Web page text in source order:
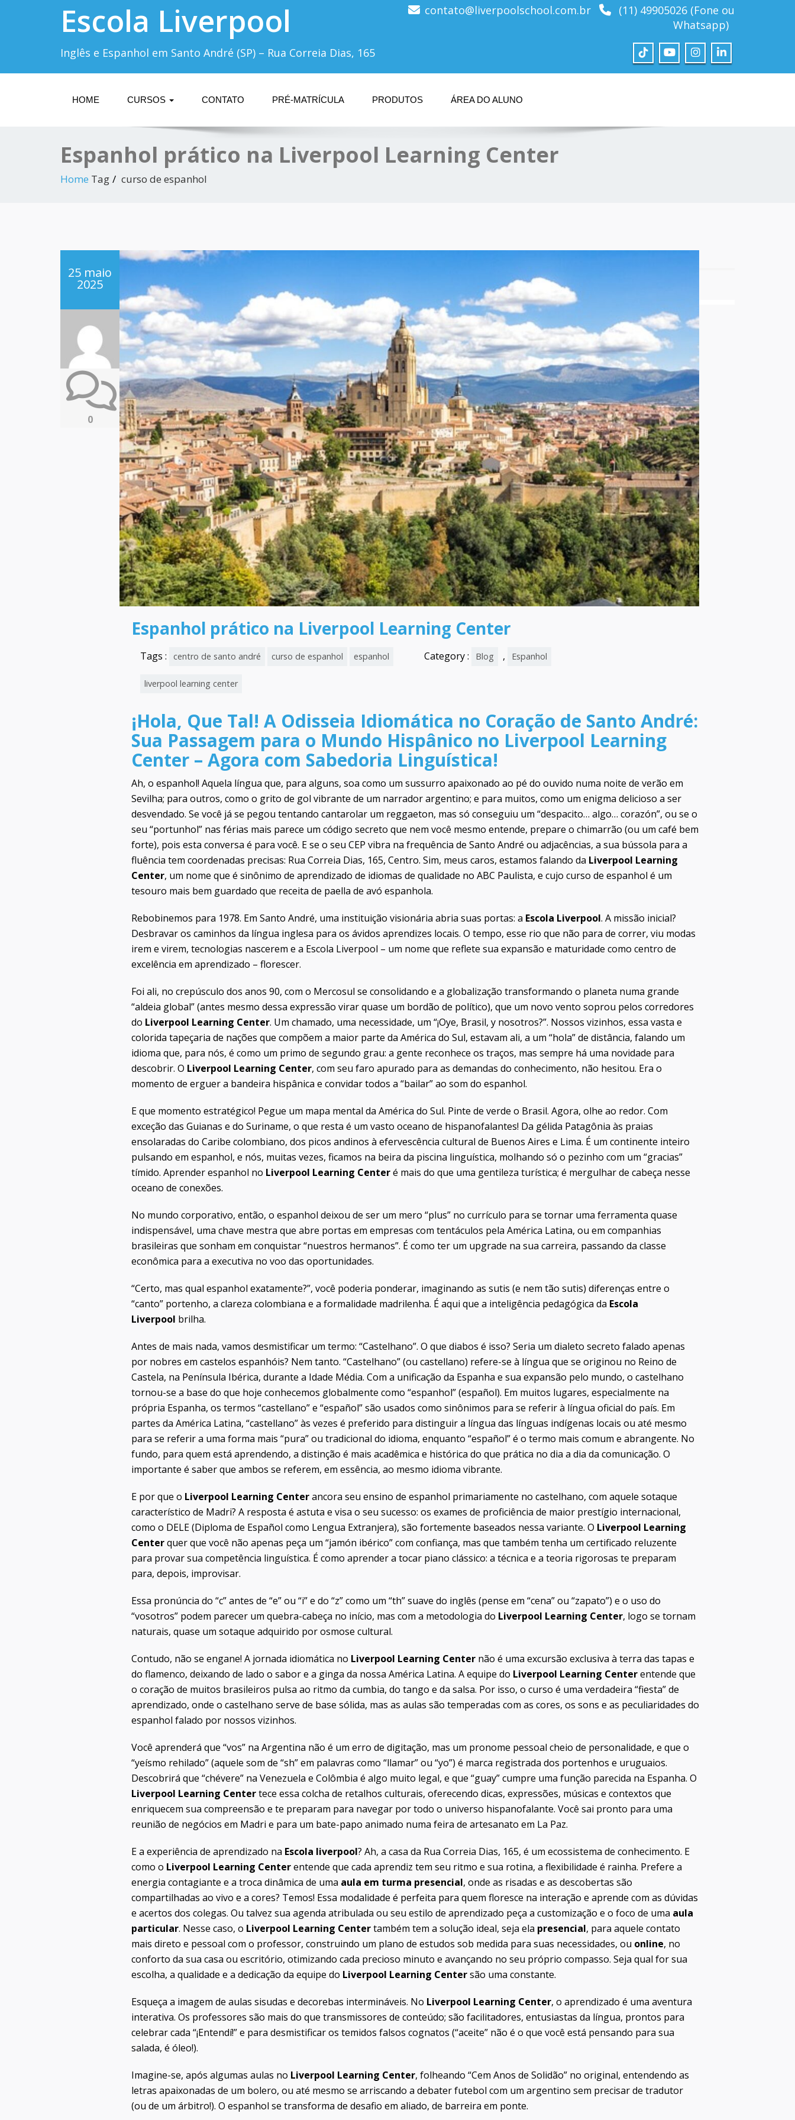
Escola Liverpool
Inglês e Espanhol em Santo André (SP) – Rua Correia Dias, 165
contato@liverpoolschool.com.br
(11) 49905026 (Fone ou
Whatsapp)
HOME CURSOS CONTATO PRÉ-MATRÍCULA PRODUTOS ÁREA DO ALUNO
Espanhol prático na Liverpool Learning Center
Home Tag curso de espanhol
25 maio
2025
0
Espanhol prático na Liverpool Learning Center
Tags : centro de santo andré curso de espanhol espanhol
liverpool learning center
Category : Blog , Espanhol
¡Hola, Que Tal! A Odisseia Idiomática no Coração de Santo André:
Sua Passagem para o Mundo Hispânico no Liverpool Learning
Center – Agora com Sabedoria Linguística!
Ah, o espanhol! Aquela língua que, para alguns, soa como um sussurro apaixonado ao pé do ouvido numa noite de verão em
Sevilha; para outros, como o grito de gol vibrante de um narrador argentino; e para muitos, como um enigma delicioso a ser
desvendado. Se você já se pegou tentando cantarolar um reggaeton, mas só conseguiu um “despacito… algo… corazón”, ou se o
seu “portunhol” nas férias mais parece um código secreto que nem você mesmo entende, prepare o chimarrão (ou um café bem
forte), pois esta conversa é para você. E se o seu CEP vibra na frequência de Santo André ou adjacências, a sua bússola para a
fluência tem coordenadas precisas: Rua Correia Dias, 165, Centro. Sim, meus caros, estamos falando da Liverpool Learning
Center, um nome que é sinônimo de aprendizado de idiomas de qualidade no ABC Paulista, e cujo curso de espanhol é um
tesouro mais bem guardado que receita de paella de avó espanhola.
Rebobinemos para 1978. Em Santo André, uma instituição visionária abria suas portas: a Escola Liverpool. A missão inicial?
Desbravar os caminhos da língua inglesa para os ávidos aprendizes locais. O tempo, esse rio que não para de correr, viu modas
irem e virem, tecnologias nascerem e a Escola Liverpool – um nome que reflete sua expansão e maturidade como centro de
excelência em aprendizado – florescer.
Foi ali, no crepúsculo dos anos 90, com o Mercosul se consolidando e a globalização transformando o planeta numa grande
“aldeia global” (antes mesmo dessa expressão virar quase um bordão de político), que um novo vento soprou pelos corredores
do Liverpool Learning Center. Um chamado, uma necessidade, um “¡Oye, Brasil, y nosotros?”. Nossos vizinhos, essa vasta e
colorida tapeçaria de nações que compõem a maior parte da América do Sul, estavam ali, a um “hola” de distância, falando um
idioma que, para nós, é como um primo de segundo grau: a gente reconhece os traços, mas sempre há uma novidade para
descobrir. O Liverpool Learning Center, com seu faro apurado para as demandas do conhecimento, não hesitou. Era o
momento de erguer a bandeira hispânica e convidar todos a “bailar” ao som do espanhol.
E que momento estratégico! Pegue um mapa mental da América do Sul. Pinte de verde o Brasil. Agora, olhe ao redor. Com
exceção das Guianas e do Suriname, o que resta é um vasto oceano de hispanofalantes! Da gélida Patagônia às praias
ensolaradas do Caribe colombiano, dos picos andinos à efervescência cultural de Buenos Aires e Lima. É um continente inteiro
pulsando em espanhol, e nós, muitas vezes, ficamos na beira da piscina linguística, molhando só o pezinho com um “gracias”
tímido. Aprender espanhol no Liverpool Learning Centeré mais do que uma gentileza turística; é mergulhar de cabeça nesse
oceano de conexões.
No mundo corporativo, então, o espanhol deixou de ser um mero “plus” no currículo para se tornar uma ferramenta quase
indispensável, uma chave mestra que abre portas em empresas com tentáculos pela América Latina, ou em companhias
brasileiras que sonham em conquistar “nuestros hermanos”. É como ter um upgrade na sua carreira, passando da classe
econômica para a executiva no voo das oportunidades.
“Certo, mas qual espanhol exatamente?”, você poderia ponderar, imaginando as sutis (e nem tão sutis) diferenças entre o
“canto” portenho, a clareza colombiana e a formalidade madrilenha. É aqui que a inteligência pedagógica da Escola
Liverpool brilha.
Antes de mais nada, vamos desmistificar um termo: “Castelhano”. O que diabos é isso? Seria um dialeto secreto falado apenas
por nobres em castelos espanhóis? Nem tanto. “Castelhano” (ou castellano) refere-se à língua que se originou no Reino de
Castela, na Península Ibérica, durante a Idade Média. Com a unificação da Espanha e sua expansão pelo mundo, o castelhano
tornou-se a base do que hoje conhecemos globalmente como “espanhol” (español). Em muitos lugares, especialmente na
própria Espanha, os termos “castellano” e “español” são usados como sinônimos para se referir à língua oficial do país. Em
partes da América Latina, “castellano” às vezes é preferido para distinguir a língua das línguas indígenas locais ou até mesmo
para se referir a uma forma mais “pura” ou tradicional do idioma, enquanto “español” é o termo mais comum e abrangente. No
fundo, para quem está aprendendo, a distinção é mais acadêmica e histórica do que prática no dia a dia da comunicação. O
importante é saber que ambos se referem, em essência, ao mesmo idioma vibrante.
E por que o Liverpool Learning Centerancora seu ensino de espanhol primariamente no castelhano, com aquele sotaque
característico de Madri? A resposta é astuta e visa o seu sucesso: os exames de proficiência de maior prestígio internacional,
como o DELE (Diploma de Español como Lengua Extranjera), são fortemente baseados nessa variante. O Liverpool Learning
Centerquer que você não apenas peça um “jamón ibérico” com confiança, mas que também tenha um certificado reluzente
para provar sua competência linguística. É como aprender a tocar piano clássico: a técnica e a teoria rigorosas te preparam
para, depois, improvisar.
Essa pronúncia do “c” antes de “e” ou “i” e do “z” como um “th” suave do inglês (pense em “cena” ou “zapato”) e o uso do
“vosotros” podem parecer um quebra-cabeça no início, mas com a metodologia do Liverpool Learning Center, logo se tornam
naturais, quase um sotaque adquirido por osmose cultural.
Contudo, não se engane! A jornada idiomática no Liverpool Learning Center não é uma excursão exclusiva à terra das tapas e
do flamenco, deixando de lado o sabor e a ginga da nossa América Latina. A equipe do Liverpool Learning Centerentende que
o coração de muitos brasileiros pulsa ao ritmo da cumbia, do tango e da salsa. Por isso, o curso é uma verdadeira “fiesta” de
aprendizado, onde o castelhano serve de base sólida, mas as aulas são temperadas com as cores, os sons e as peculiaridades do
espanhol falado por nossos vizinhos.
Você aprenderá que “vos” na Argentina não é um erro de digitação, mas um pronome pessoal cheio de personalidade, e que o
“yeísmo rehilado” (aquele som de “sh” em palavras como “llamar” ou “yo”) é marca registrada dos portenhos e uruguaios.
Descobrirá que “chévere” na Venezuela e Colômbia é algo muito legal, e que “guay” cumpre uma função parecida na Espanha. O
Liverpool Learning Centertece essa colcha de retalhos culturais, oferecendo dicas, expressões, músicas e contextos que
enriquecem sua compreensão e te preparam para navegar por todo o universo hispanofalante. Você sai pronto para uma
reunião de negócios em Madri e para um bate-papo animado numa feira de artesanato em La Paz.
E a experiência de aprendizado na Escola liverpool? Ah, a casa da Rua Correia Dias, 165, é um ecossistema de conhecimento. E
como o Liverpool Learning Centerentende que cada aprendiz tem seu ritmo e sua rotina, a flexibilidade é rainha. Prefere a
energia contagiante e a troca dinâmica de uma aula em turma presencial, onde as risadas e as descobertas são
compartilhadas ao vivo e a cores? Temos! Essa modalidade é perfeita para quem floresce na interação e aprende com as dúvidas
e acertos dos colegas. Ou talvez sua agenda atribulada ou seu estilo de aprendizado peça a customização e o foco de uma aula
particular. Nesse caso, o Liverpool Learning Centertambém tem a solução ideal, seja ela presencial, para aquele contato
mais direto e pessoal com o professor, construindo um plano de estudos sob medida para suas necessidades, ou online, no
conforto da sua casa ou escritório, otimizando cada precioso minuto e avançando no seu próprio compasso. Seja qual for sua
escolha, a qualidade e a dedicação da equipe do Liverpool Learning Centersão uma constante.
Esqueça a imagem de aulas sisudas e decorebas intermináveis. No Liverpool Learning Center, o aprendizado é uma aventura
interativa. Os professores são mais do que transmissores de conteúdo; são facilitadores, entusiastas da língua, prontos para
celebrar cada “¡Entendí!” e para desmistificar os temidos falsos cognatos (“aceite” não é o que você está pensando para sua
salada, é óleo!).
Imagine-se, após algumas aulas no Liverpool Learning Center, folheando “Cem Anos de Solidão” no original, entendendo as
letras apaixonadas de um bolero, ou até mesmo se arriscando a debater futebol com um argentino sem precisar de tradutor
(ou de um árbitro!). O espanhol se transforma de desafio em aliado, de barreira em ponte.